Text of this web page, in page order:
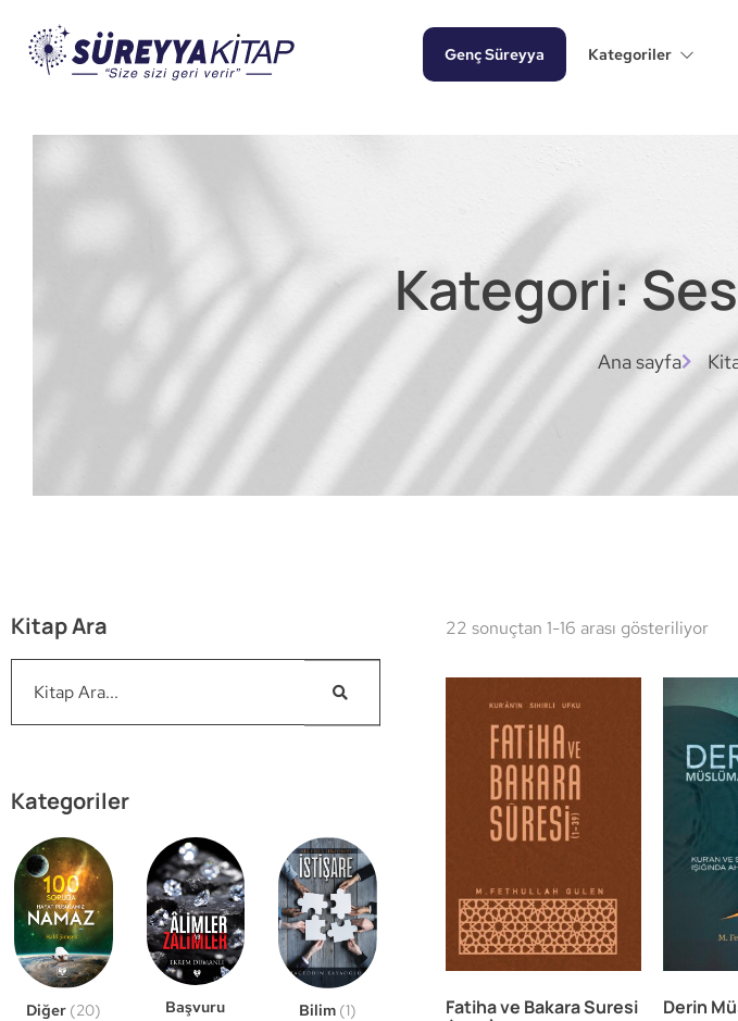
Genç Süreyya Kategoriler
Kategori:
Ana sayfa
Kitap Ara
Kategoriler
Diğer (20)
Başvuru
Bilim (1)
22 sonuçtan 1-16 arası gösteriliyor
Fatiha ve Bakara Suresi
Derin